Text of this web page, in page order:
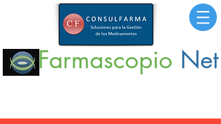
Farmascopio Net